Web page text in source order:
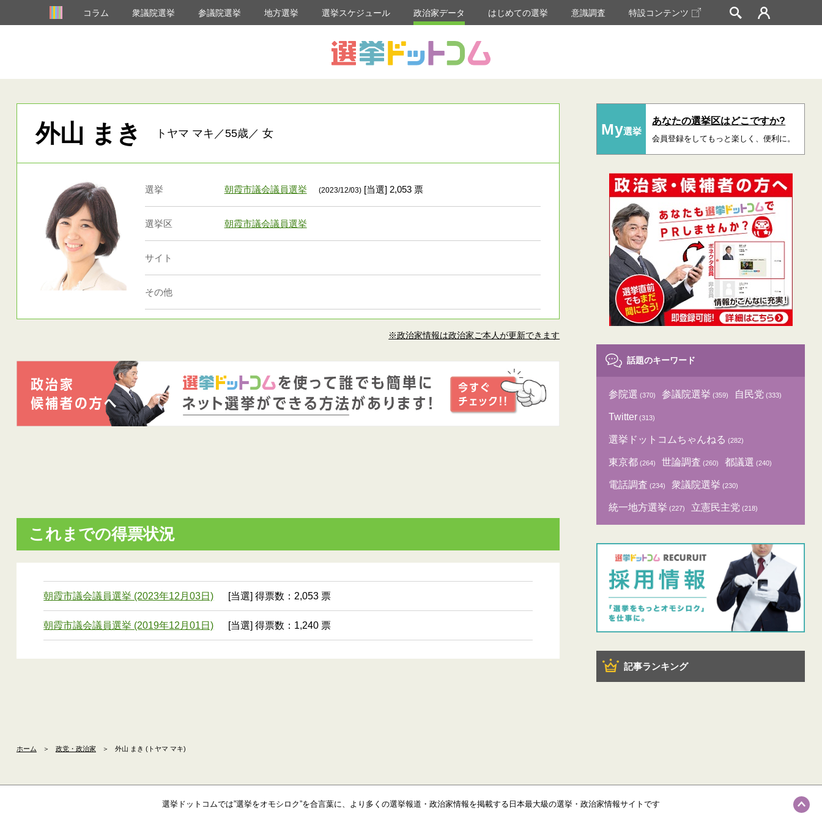
コラム 衆議院選挙 参議院選挙 地方選挙 選挙スケジュール 政治家データ はじめての選挙 意識調査 特設コンテンツ
外山 まき トヤマ マキ／55歳／ 女
選挙 朝霞市議会議員選挙 (2023/12/03)[当選] 2,053 票
選挙区 朝霞市議会議員選挙
サイト
その他
※政治家情報は政治家ご本人が更新できます
これまでの得票状況
朝霞市議会議員選挙 (2023年12月03日) [当選] 得票数：2,053 票
朝霞市議会議員選挙 (2019年12月01日) [当選] 得票数：1,240 票
My選挙
あなたの選挙区はどこですか?
会員登録をしてもっと楽しく、便利に。
話題のキーワード
参院選 (370) 参議院選挙 (359) 自民党 (333)
Twitter (313)
選挙ドットコムちゃんねる (282)
東京都 (264) 世論調査 (260) 都議選 (240)
電話調査 (234) 衆議院選挙 (230)
統一地方選挙 (227) 立憲民主党 (218)
記事ランキング
ホーム ＞ 政党・政治家 ＞ 外山 まき (トヤマ マキ)
選挙ドットコムでは”選挙をオモシロク”を合言葉に、より多くの選挙報道・政治家情報を掲載する日本最大級の選挙・政治家情報サイトです